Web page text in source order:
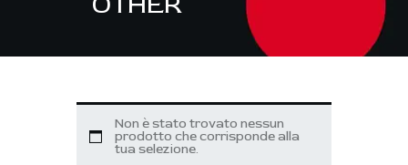
GAT
FIERE
CONTATTI
Non è stato trovato nessun
prodotto che corrisponde alla
tua selezione.